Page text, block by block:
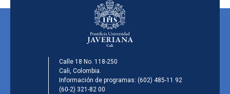
Calle 18 No. 118-250
Cali, Colombia.
Información de programas: (602) 485-11 92
(60-2) 321-82 00